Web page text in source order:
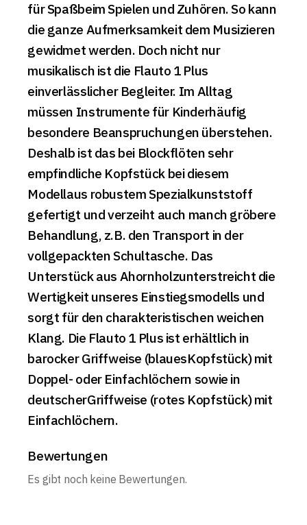
für Spaßbeim Spielen und Zuhören. So kann
die ganze Aufmerksamkeit dem Musizieren
gewidmet werden. Doch nicht nur
musikalisch ist die Flauto 1 Plus
einverlässlicher Begleiter. Im Alltag
müssen Instrumente für Kinderhäufig
besondere Beanspruchungen überstehen.
Deshalb ist das bei Blockflöten sehr
empfindliche Kopfstück bei diesem
Modellaus robustem Spezialkunststoff
gefertigt und verzeiht auch manch gröbere
Behandlung, z.B. den Transport in der
vollgepackten Schultasche. Das
Unterstück aus Ahornholzunterstreicht die
Wertigkeit unseres Einstiegsmodells und
sorgt für den charakteristischen weichen
Klang. Die Flauto 1 Plus ist erhältlich in
barocker Griffweise (blauesKopfstück) mit
Doppel- oder Einfachlöchern sowie in
deutscherGriffweise (rotes Kopfstück) mit
Einfachlöchern.
Bewertungen
Es gibt noch keine Bewertungen.